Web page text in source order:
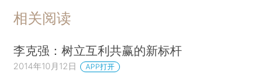
相关阅读
李克强：树立互利共赢的新标杆
2014年10月12日 APP打开